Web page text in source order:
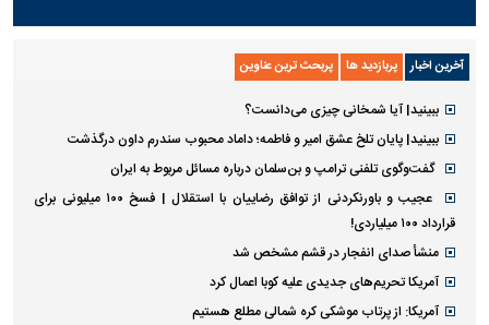
آخرین اخبار پربازدید ها پربحث ترین عناوین
ببینید| آیا شمخانی چیزی می‌دانست؟
ببینید| پایان تلخ عشق امیر و فاطمه؛ داماد محبوب سندرم داون درگذشت
گفت‌وگوی تلفنی ترامپ و بن‌سلمان درباره مسائل مربوط به ایران
عجیب و باورنکردنی از توافق رضاییان با استقلال | فسخ ۱۰۰ میلیونی برای
قرارداد ۱۰۰ میلیاردی!
منشأ صدای انفجار در قشم مشخص شد
آمریکا تحریم‌های جدیدی علیه کوبا اعمال کرد
آمریکا: از پرتاب موشکی کره شمالی مطلع هستیم